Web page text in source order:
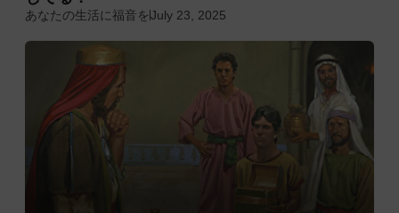
あなたの生活に福音をJuly 23, 2025